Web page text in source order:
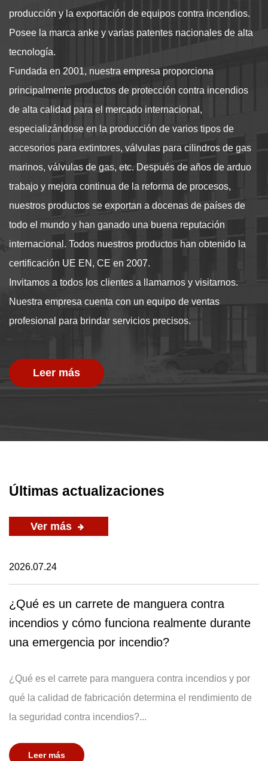
producción y la exportación de equipos contra incendios.
Posee la marca anke y varias patentes nacionales de alta
tecnología.
Fundada en 2001, nuestra empresa proporciona
principalmente productos de protección contra incendios
de alta calidad para el mercado internacional,
especializándose en la producción de varios tipos de
accesorios para extintores, válvulas para cilindros de gas
marinos, válvulas de gas, etc. Después de años de arduo
trabajo y mejora continua de la reforma de procesos,
nuestros productos se exportan a docenas de países de
todo el mundo y han ganado una buena reputación
internacional. Todos nuestros productos han obtenido la
certificación UE EN, CE en 2007.
Invitamos a todos los clientes a llamarnos y visitarnos.
Nuestra empresa cuenta con un equipo de ventas
profesional para brindar servicios precisos.
Leer más
Últimas actualizaciones
Ver más
2026.07.24
¿Qué es un carrete de manguera contra
incendios y cómo funciona realmente durante
una emergencia por incendio?
¿Qué es el carrete para manguera contra incendios y por
qué la calidad de fabricación determina el rendimiento de
la seguridad contra incendios?...
Leer más